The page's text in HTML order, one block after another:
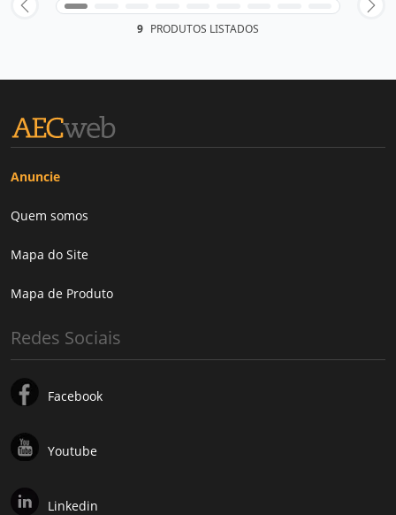
9 PRODUTOS LISTADOS
Anuncie
Quem somos
Mapa do Site
Mapa de Produto
Redes Sociais
Facebook
Youtube
Linkedin